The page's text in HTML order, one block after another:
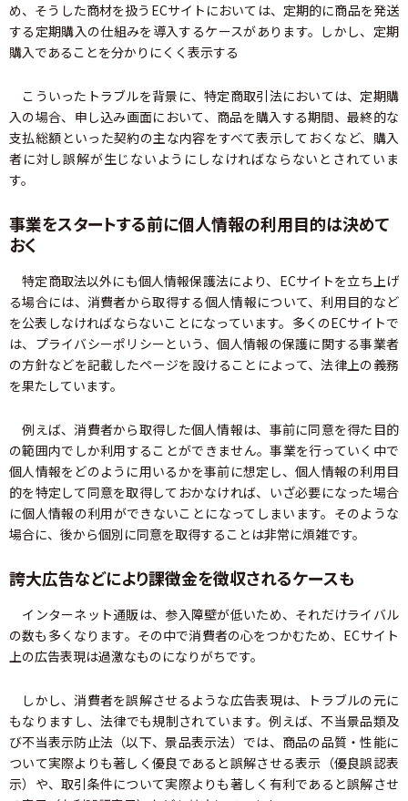
め、そうした商材を扱うECサイトにおいては、定期的に商品を発送
する定期購入の仕組みを導入するケースがあります。しかし、定期
購入であることを分かりにくく表示する
こういったトラブルを背景に、特定商取引法においては、定期購
入の場合、申し込み画面において、商品を購入する期間、最終的な
支払総額といった契約の主な内容をすべて表示しておくなど、購入
者に対し誤解が生じないようにしなければならないとされていま
す。
事業をスタートする前に個人情報の利用目的は決めて
おく
特定商取法以外にも個人情報保護法により、ECサイトを立ち上げ
る場合には、消費者から取得する個人情報について、利用目的など
を公表しなければならないことになっています。多くのECサイトで
は、プライバシーポリシーという、個人情報の保護に関する事業者
の方針などを記載したページを設けることによって、法律上の義務
を果たしています。
例えば、消費者から取得した個人情報は、事前に同意を得た目的
の範囲内でしか利用することができません。事業を行っていく中で
個人情報をどのように用いるかを事前に想定し、個人情報の利用目
的を特定して同意を取得しておかなければ、いざ必要になった場合
に個人情報の利用ができないことになってしまいます。そのような
場合に、後から個別に同意を取得することは非常に煩雑です。
誇大広告などにより課徴金を徴収されるケースも
インターネット通販は、参入障壁が低いため、それだけライバル
の数も多くなります。その中で消費者の心をつかむため、ECサイト
上の広告表現は過激なものになりがちです。
しかし、消費者を誤解させるような広告表現は、トラブルの元に
もなりますし、法律でも規制されています。例えば、不当景品類及
び不当表示防止法（以下、景品表示法）では、商品の品質・性能に
ついて実際よりも著しく優良であると誤解させる表示（優良誤認表
示）や、取引条件について実際よりも著しく有利であると誤解させ